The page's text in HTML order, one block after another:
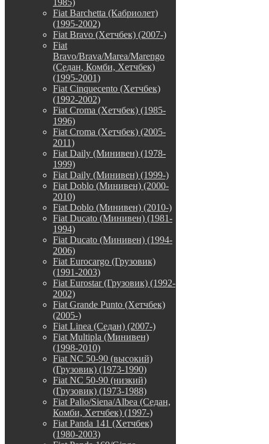
Fiat Barchetta (Кабриолет)
(1995-2002)
Fiat Bravo (Хетчбек) (2007-)
Fiat
Bravo/Brava/Marea/Marengo
(Седан, Комби, Хетчбек)
(1995-2001)
Fiat Cinquecento (Хетчбек)
(1992-2002)
Fiat Croma (Хетчбек) (1985-
1996)
Fiat Croma (Хетчбек) (2005-
2011)
Fiat Daily (Минивен) (1978-
1999)
Fiat Daily (Минивен) (1999-)
Fiat Doblo (Минивен) (2000-
2010)
Fiat Doblo (Минивен) (2010-)
Fiat Ducato (Минивен) (1981-
1994)
Fiat Ducato (Минивен) (1994-
2006)
Fiat Eurocargo (Грузовик)
(1991-2003)
Fiat Eurostar (Грузовик) (1992-
2002)
Fiat Grande Punto (Хетчбек)
(2005-)
Fiat Linea (Седан) (2007-)
Fiat Multipla (Минивен)
(1998-2010)
Fiat NC 50-90 (высокий)
(Грузовик) (1973-1990)
Fiat NC 50-90 (низкий)
(Грузовик) (1973-1988)
Fiat Palio/Siena/Albea (Седан,
Комби, Хетчбек) (1997-)
Fiat Panda 141 (Хетчбек)
(1980-2003)